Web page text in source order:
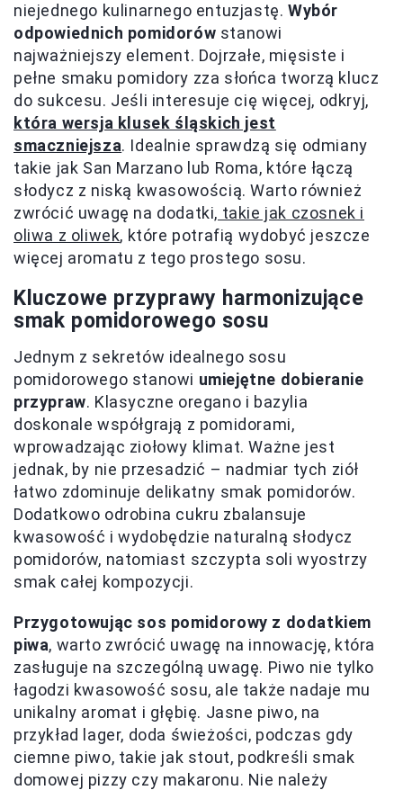
niejednego kulinarnego entuzjastę.Wybór
odpowiednich pomidorów stanowi
najważniejszy element. Dojrzałe, mięsiste i
pełne smaku pomidory zza słońca tworzą klucz
do sukcesu. Jeśli interesuje cię więcej, odkryj,
która wersja klusek śląskich jest
smaczniejsza. Idealnie sprawdzą się odmiany
takie jak San Marzano lub Roma, które łączą
słodycz z niską kwasowością. Warto również
zwrócić uwagę na dodatki, takie jak czosnek i
oliwa z oliwek, które potrafią wydobyć jeszcze
więcej aromatu z tego prostego sosu.
Kluczowe przyprawy harmonizujące
smak pomidorowego sosu
Jednym z sekretów idealnego sosu
pomidorowego stanowi umiejętne dobieranie
przypraw. Klasyczne oregano i bazylia
doskonale współgrają z pomidorami,
wprowadzając ziołowy klimat. Ważne jest
jednak, by nie przesadzić – nadmiar tych ziół
łatwo zdominuje delikatny smak pomidorów.
Dodatkowo odrobina cukru zbalansuje
kwasowość i wydobędzie naturalną słodycz
pomidorów, natomiast szczypta soli wyostrzy
smak całej kompozycji.
Przygotowując sos pomidorowy z dodatkiem
piwa, warto zwrócić uwagę na innowację, która
zasługuje na szczególną uwagę. Piwo nie tylko
łagodzi kwasowość sosu, ale także nadaje mu
unikalny aromat i głębię. Jasne piwo, na
przykład lager, doda świeżości, podczas gdy
ciemne piwo, takie jak stout, podkreśli smak
domowej pizzy czy makaronu. Nie należy